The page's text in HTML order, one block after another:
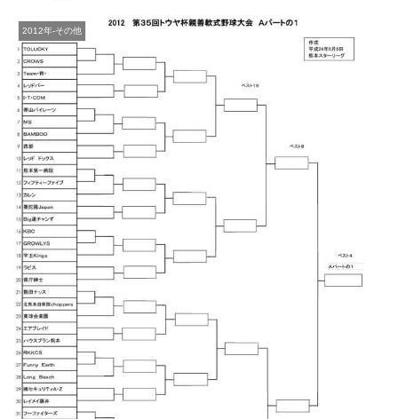
2012年-その他